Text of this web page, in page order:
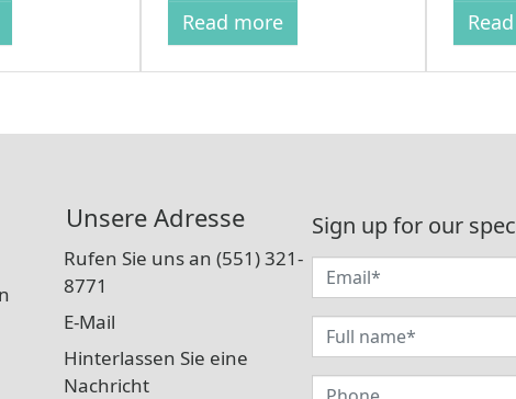
Read more
Unsere Adresse
Rufen Sie uns an (551) 321-
8771
E-Mail
Hinterlassen Sie eine
Nachricht
Sign up for our